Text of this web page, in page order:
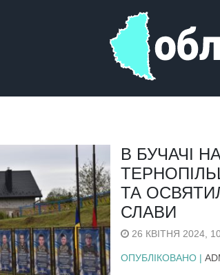
В БУЧАЧІ
ТА
СЛАВИ
26 КВІТНЯ 2024,
ОПУБЛІКОВАНО |